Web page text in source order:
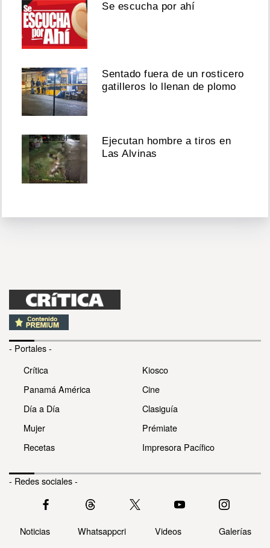
Se escucha por ahí
Sentado fuera de un rosticero
gatilleros lo llenan de plomo
Ejecutan hombre a tiros en
Las Alvinas
- Portales -
Crítica
Panamá América
Día a Día
Mujer
Recetas
Kiosco
Cine
Clasiguía
Prémiate
Impresora Pacífico
- Redes sociales -
Noticias Whatsappcri Videos Galerías